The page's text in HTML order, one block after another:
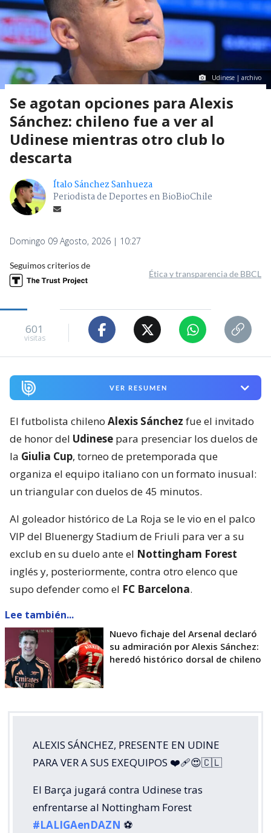
Udinese | archivo
Se agotan opciones para Alexis
Sánchez: chileno fue a ver al
Udinese mientras otro club lo
descarta
Ítalo Sánchez Sanhueza
Periodista de Deportes en BioBioChile
Domingo 09 Agosto, 2026 | 10:27
Seguimos criterios de
Ética y transparencia de BBCL
601
visitas
VER RESUMEN
El futbolista chileno Alexis Sánchez fue el invitado
de honor del Udinese para presenciar los duelos de
la Giulia Cup, torneo de pretemporada que
organiza el equipo italiano con un formato inusual:
un triangular con duelos de 45 minutos.
Al goleador histórico de La Roja se le vio en el palco
VIP del Bluenergy Stadium de Friuli para ver a su
exclub en su duelo ante el Nottingham Forest
inglés y, posteriormente, contra otro elenco que
supo defender como el FC Barcelona.
Lee también...
Nuevo fichaje del Arsenal declaró
su admiración por Alexis Sánchez:
heredó histórico dorsal de chileno
ALEXIS SÁNCHEZ, PRESENTE EN UDINE
PARA VER A SUS EXEQUIPOS ❤️‍🩹😍🇨🇱
El Barça jugará contra Udinese tras
enfrentarse al Nottingham Forest
#LALIGAenDAZN ⚽️